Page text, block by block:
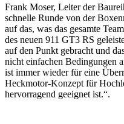
Frank Moser, Leiter der
schnelle Runde von der
auf das, was das gesamte
des neuen 911 GT3 RS
auf den Punkt gebracht und
nicht einfachen Bedingungen
ist immer wieder für eine
Heckmotor-Konzept für
hervorragend geeignet ist.“.